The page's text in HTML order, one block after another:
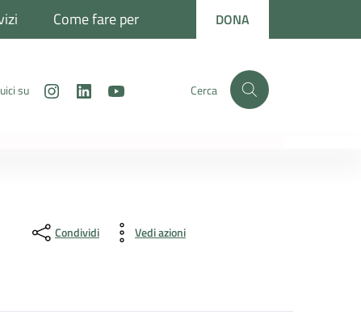
Come fare per DONA
su Instagram
LinkedIn Cerca
Condividi Vedi azioni